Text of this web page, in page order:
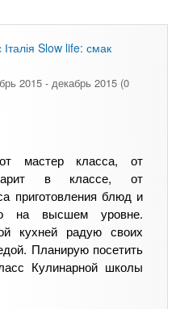
Slow life: смак
2015 - декабрь 2015 (0
мастер класса, от
в классе, от
приготовления блюд и
на высшем уровне.
кухней радую своих
Планирую посетить
Кулинарной школы